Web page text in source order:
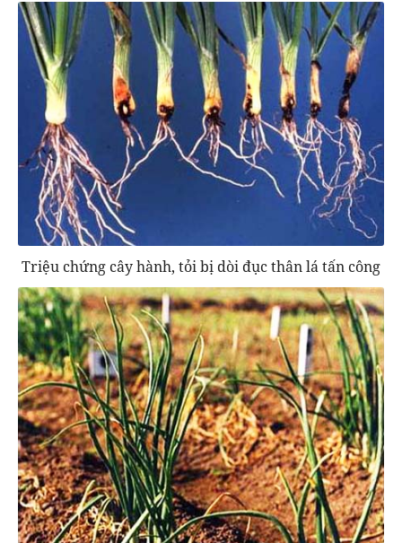
Triệu chứng cây hành, tỏi bị dòi đục thân lá tấn công